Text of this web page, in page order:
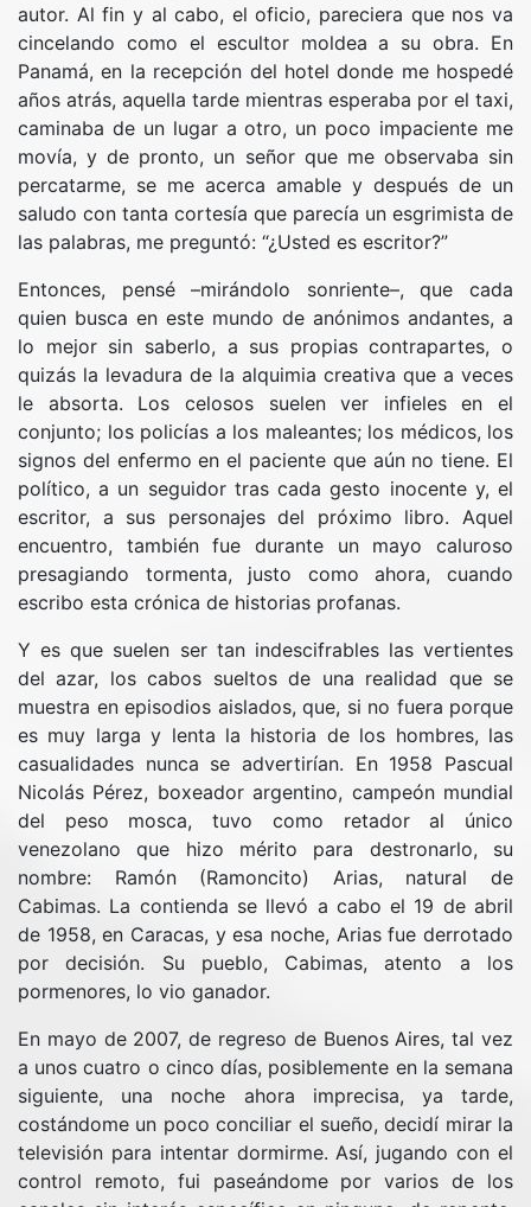
autor. Al fin y al cabo, el oficio, pareciera que nos va
cincelando como el escultor moldea a su obra. En
Panamá, en la recepción del hotel donde me hospedé
años atrás, aquella tarde mientras esperaba por el taxi,
caminaba de un lugar a otro, un poco impaciente me
movía, y de pronto, un señor que me observaba sin
percatarme, se me acerca amable y después de un
saludo con tanta cortesía que parecía un esgrimista de
las palabras, me preguntó: “¿Usted es escritor?”
Entonces, pensé –mirándolo sonriente–, que cada
quien busca en este mundo de anónimos andantes, a
lo mejor sin saberlo, a sus propias contrapartes, o
quizás la levadura de la alquimia creativa que a veces
le absorta. Los celosos suelen ver infieles en el
conjunto; los policías a los maleantes; los médicos, los
signos del enfermo en el paciente que aún no tiene. El
político, a un seguidor tras cada gesto inocente y, el
escritor, a sus personajes del próximo libro. Aquel
encuentro, también fue durante un mayo caluroso
presagiando tormenta, justo como ahora, cuando
escribo esta crónica de historias profanas.
Y es que suelen ser tan indescifrables las vertientes
del azar, los cabos sueltos de una realidad que se
muestra en episodios aislados, que, si no fuera porque
es muy larga y lenta la historia de los hombres, las
casualidades nunca se advertirían. En 1958 Pascual
Nicolás Pérez, boxeador argentino, campeón mundial
del peso mosca, tuvo como retador al único
venezolano que hizo mérito para destronarlo, su
nombre: Ramón (Ramoncito) Arias, natural de
Cabimas. La contienda se llevó a cabo el 19 de abril
de 1958, en Caracas, y esa noche, Arias fue derrotado
por decisión. Su pueblo, Cabimas, atento a los
pormenores, lo vio ganador.
En mayo de 2007, de regreso de Buenos Aires, tal vez
a unos cuatro o cinco días, posiblemente en la semana
siguiente, una noche ahora imprecisa, ya tarde,
costándome un poco conciliar el sueño, decidí mirar la
televisión para intentar dormirme. Así, jugando con el
control remoto, fui paseándome por varios de los